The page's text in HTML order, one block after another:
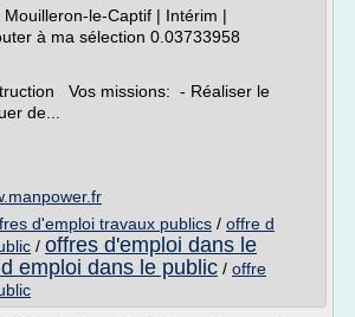
le-Captif | Intérim |
à ma sélection 0.03733958
Vos missions: - Réaliser le
de...
d'emploi travaux publics / offre d
/ offres d'emploi dans le
emploi dans le public / offre